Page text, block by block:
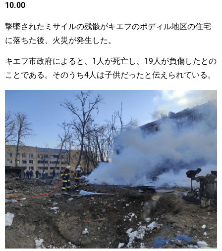
10.00
撃墜されたミサイルの残骸がキエフのポディル地区の住宅
に落ちた後、火災が発生した。
キエフ市政府によると、1人が死亡し、19人が負傷したとの
ことである。そのうち4人は子供だったと伝えられている。